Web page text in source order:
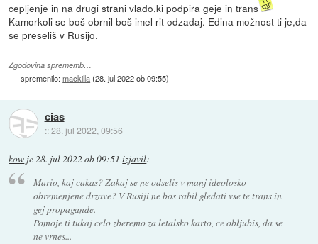
cepljenje in na drugi strani vlado,ki podpira geje in trans
Kamorkoli se boš obrnil boš imel rit odzadaj. Edina možnost ti je,da
se preseliš v Rusijo.
Zgodovina sprememb…
spremenilo:mackilla(28. jul 2022 ob 09:55)
cias
::28. jul 2022, 09:56
kow je 28. jul 2022 ob 09:51 izjavil:
Mario, kaj cakas? Zakaj se ne odselis v manj ideolosko
obremenjene drzave? V Rusiji ne bos rabil gledati vse te trans in
gej propagande.
Pomoje ti tukaj celo zberemo za letalsko karto, ce obljubis, da se
ne vrnes...